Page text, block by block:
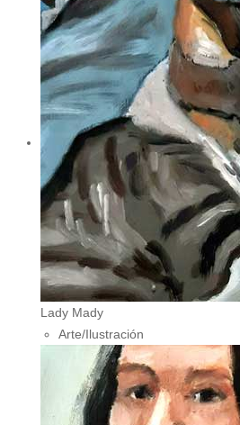
Lady Mady
Arte/Ilustración